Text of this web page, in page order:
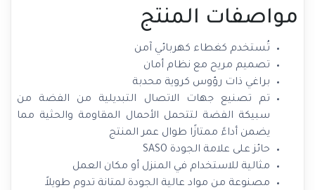
مواصفات المنتج
تُستخدم كغطاء كهربائي آمن
تصميم مريح مع نظام أمان
براغي ذات رؤوس كروية محدبة
تم تصنيع جهات الاتصال التبديلية من الفضة من
سبيكة الفضة لتتحمل الأحمال المقاومة والحثية مما
يضمن أداءً ممتازًا طوال عمر المنتج
حائز على علامة الجودة SASO
مثالية للاستخدام في المنزل أو مكان العمل
مصنوعة من مواد عالية الجودة لمتانة تدوم طويلاً